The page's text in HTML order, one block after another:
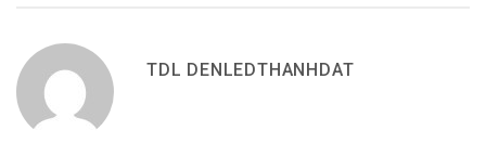
TDL DENLEDTHANHDAT